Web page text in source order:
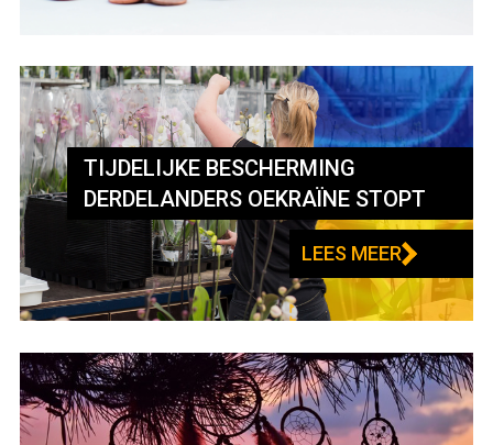
TIJDELIJKE BESCHERMING
DERDELANDERS OEKRAÏNE STOPT
LEES MEER